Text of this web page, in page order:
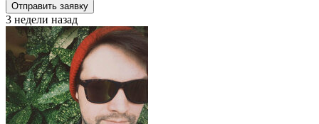
Отправить заявку
3 недели назад